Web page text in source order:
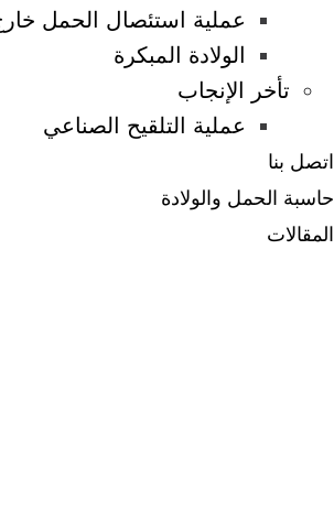
عملية استئصال الحمل
الولادة المبكرة
تأخر الإنجاب
عملية التلقيح الصناعي
اتصل بنا
حاسبة الحمل والولادة
المقالات